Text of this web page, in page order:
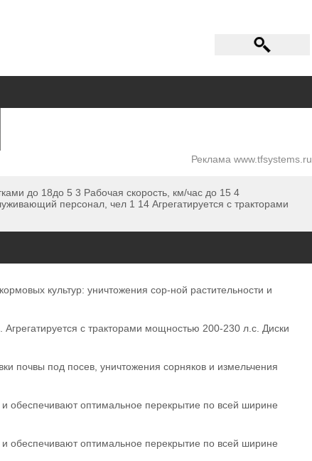
Реклама www.tfsystems.ru
до 18до 5 3 Рабочая скорость, км/час до 15 4
персонал, чел 1 14 Агрегатируется с тракторами
культур: уничтожения сор-ной растительности и
с тракторами мощностью 200-230 л.с. Диски
почвы под посев, уничтожения сорняков и измельчения
обеспечивают оптимальное перекрытие по всей ширине
обеспечивают оптимальное перекрытие по всей ширине